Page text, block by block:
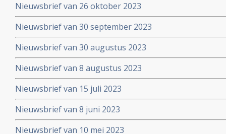
Nieuwsbrief van 26 oktober 2023
Nieuwsbrief van 30 september 2023
Nieuwsbrief van 30 augustus 2023
Nieuwsbrief van 8 augustus 2023
Nieuwsbrief van 15 juli 2023
Nieuwsbrief van 8 juni 2023
Nieuwsbrief van 10 mei 2023